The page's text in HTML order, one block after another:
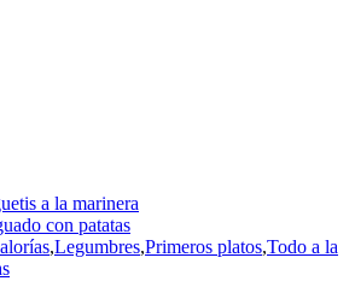
a la marinera
con patatas
,Legumbres,Primeros platos,Todo a la